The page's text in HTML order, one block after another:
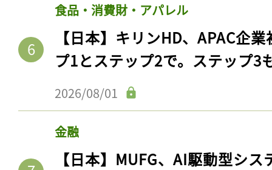
食品・消費財・アパレル
【日本】キリンHD、APAC企
プ1とステップ2で。ステップ3
2026/08/01
金融
【日本】MUFG、AI駆動型シ